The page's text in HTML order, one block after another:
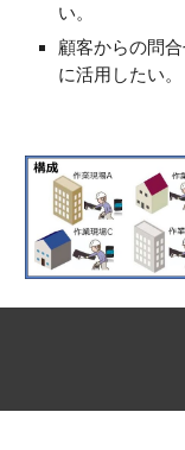
い。
顧客からの問
に活用したい。